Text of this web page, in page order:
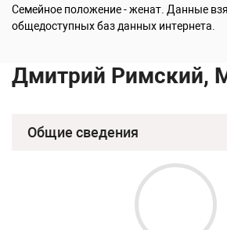
Семейное положение - женат. Данные
общедоступных баз данных интернета.
Дмитрий Римский,
Общие сведения